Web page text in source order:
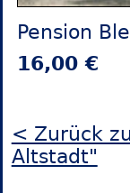
Pension
16,00 €
< Zurück
Altstadt"